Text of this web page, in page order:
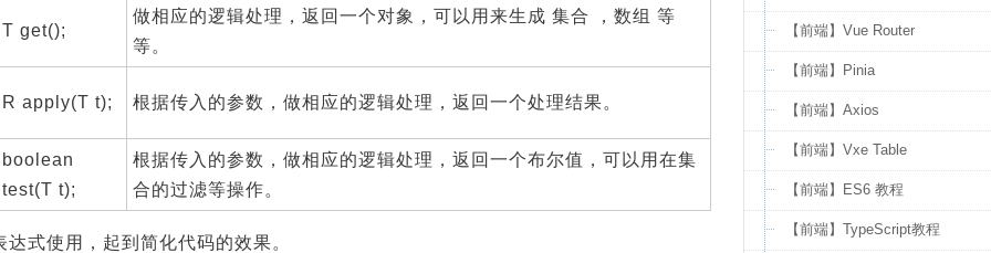
T get();
做相应的逻辑处理，返回一个对象，可以用来生成 集合 ，数组 等
等。
R apply(T t); 根据传入的参数，做相应的逻辑处理，返回一个处理结果。
boolean
test(T t);
根据传入的参数，做相应的逻辑处理，返回一个布尔值，可以用在集
合的过滤等操作。
式使用，起到简化代码的效果。
【前端】Vue Router
【前端】Pinia
【前端】Axios
【前端】Vxe Table
【前端】ES6 教程
【前端】TypeScript教程